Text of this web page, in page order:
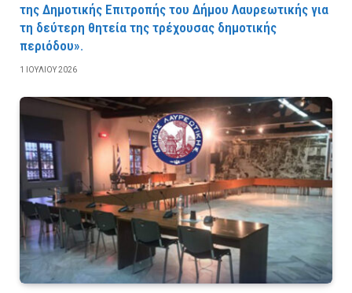
της Δημοτικής Επιτροπής του Δήμου Λαυρεωτικής για
τη δεύτερη θητεία της τρέχουσας δημοτικής
περιόδου».
1 ΙΟΥΛΊΟΥ 2026